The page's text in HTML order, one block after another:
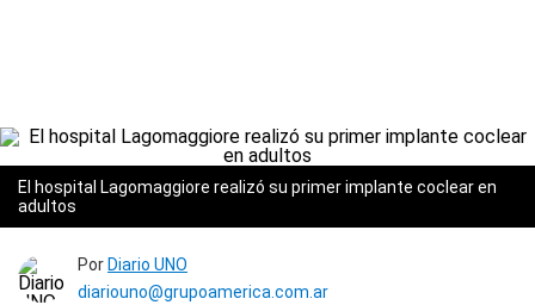
El hospital Lagomaggiore realizó su primer implante coclear en
adultos
Por Diario UNO
diariouno@grupoamerica.com.ar